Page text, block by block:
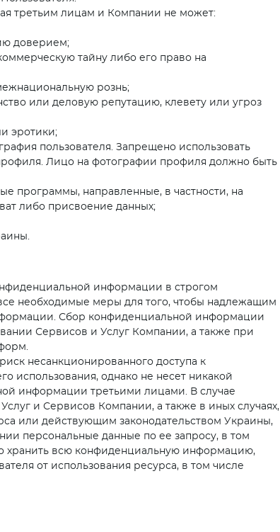
третьим лицам и Компании не может:
доверием;
тайну либо его право на
рознь;
или деловую репутацию, клевету или угроз
эротики;
пользователя. Запрещено использовать
Лицо на фотографии профиля должно быть
программы, направленные, в частности, на
либо присвоение данных;
информации в строгом
необходимые меры для того, чтобы надлежащим
Сбор конфиденциальной информации
Сервисов и Услуг Компании, а также при
несанкционированного доступа к
использования, однако не несет никакой
информации третьими лицами. В случае
и Сервисов Компании, а также в иных случаях,
или действующим законодательством Украины,
персональные данные по ее запросу, в том
хранить всю конфиденциальную информацию,
от использования ресурса, в том числе